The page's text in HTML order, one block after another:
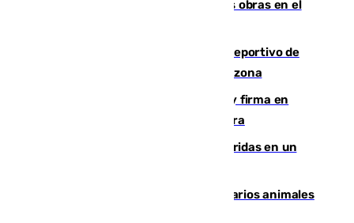
protestar en contra del resultado de las obras en el
Un incendio en un local del puerto deportivo de
Fuengirola genera una gran susto en la zona
Daniel Mérida derriba a Griekspoor y firma en
Montreal el mejor resultado de su carrera
Dos personas mueren y tres son heridas en un
Estudiarán el comportamiento de varios animales